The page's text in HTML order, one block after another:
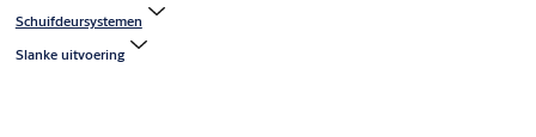
Schuifdeursystemen
Slanke uitvoering